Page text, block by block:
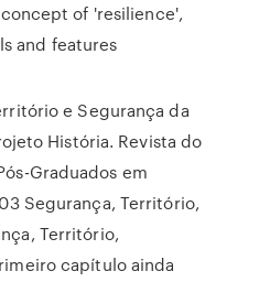
of 'resilience',
and features
e Segurança da
História. Revista do
Graduados em
Segurança, Território,
Território,
capítulo ainda